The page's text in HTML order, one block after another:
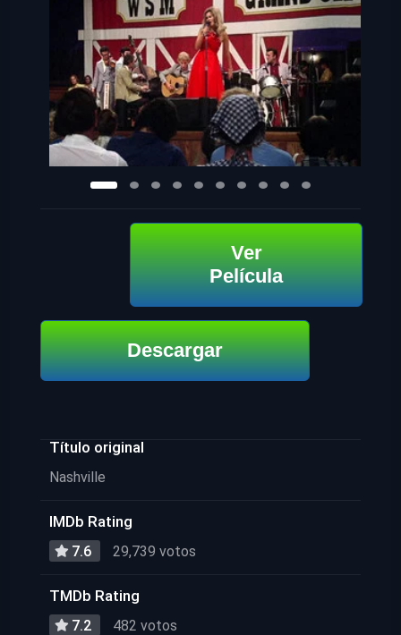
Ver
Película
Descargar
Título original
Nashville
IMDb Rating
7.6 29,739 votos
TMDb Rating
7.2 482 votos